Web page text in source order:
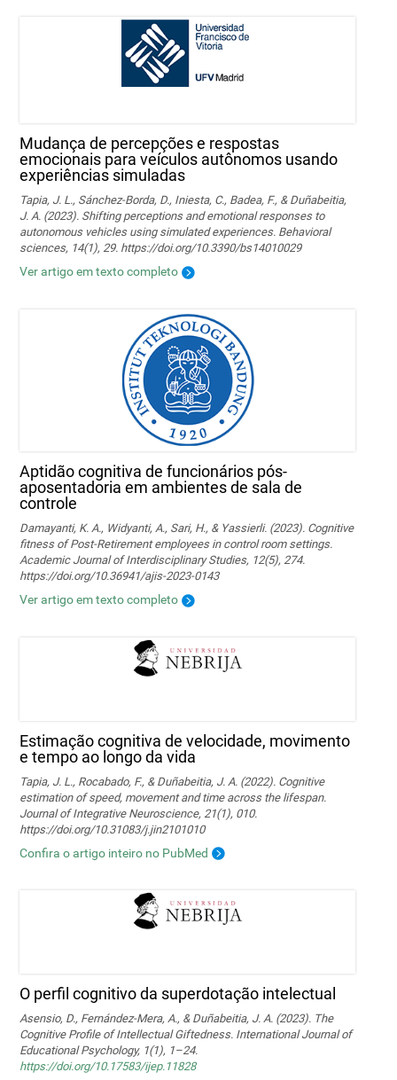
Mudança de percepções e respostas
emocionais para veículos autônomos usando
experiências simuladas
Tapia, J. L., Sánchez-Borda, D., Iniesta, C., Badea, F., & Duñabeitia,
J. A. (2023). Shifting perceptions and emotional responses to
autonomous vehicles using simulated experiences. Behavioral
sciences, 14(1), 29. https://doi.org/10.3390/bs14010029
Ver artigo em texto completo
Aptidão cognitiva de funcionários pós-
aposentadoria em ambientes de sala de
controle
Damayanti, K. A., Widyanti, A., Sari, H., & Yassierli. (2023). Cognitive
fitness of Post-Retirement employees in control room settings.
Academic Journal of Interdisciplinary Studies, 12(5), 274.
https://doi.org/10.36941/ajis-2023-0143
Ver artigo em texto completo
Estimação cognitiva de velocidade, movimento
e tempo ao longo da vida
Tapia, J. L., Rocabado, F., & Duñabeitia, J. A. (2022). Cognitive
estimation of speed, movement and time across the lifespan.
Journal of Integrative Neuroscience, 21(1), 010.
https://doi.org/10.31083/j.jin2101010
Confira o artigo inteiro no PubMed
O perfil cognitivo da superdotação intelectual
Asensio, D., Fernández-Mera, A., & Duñabeitia, J. A. (2023). The
Cognitive Profile of Intellectual Giftedness. International Journal of
Educational Psychology, 1(1), 1–24.
https://doi.org/10.17583/ijep.11828